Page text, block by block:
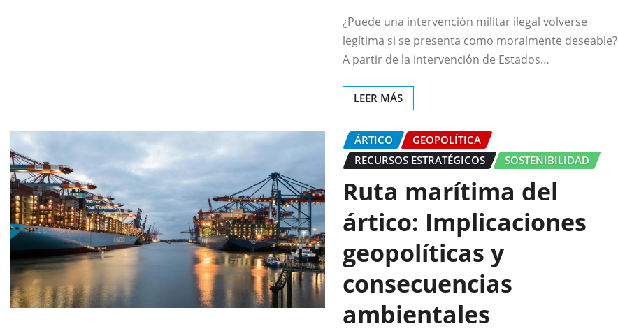
¿Puede una intervención militar ilegal volverse
legítima si se presenta como moralmente deseable?
A partir de la intervención de Estados…
LEER MÁS
ÁRTICO
GEOPOLÍTICA
RECURSOS ESTRATÉGICOS
SOSTENIBILIDAD
Ruta marítima del
ártico: Implicaciones
geopolíticas y
consecuencias
ambientales